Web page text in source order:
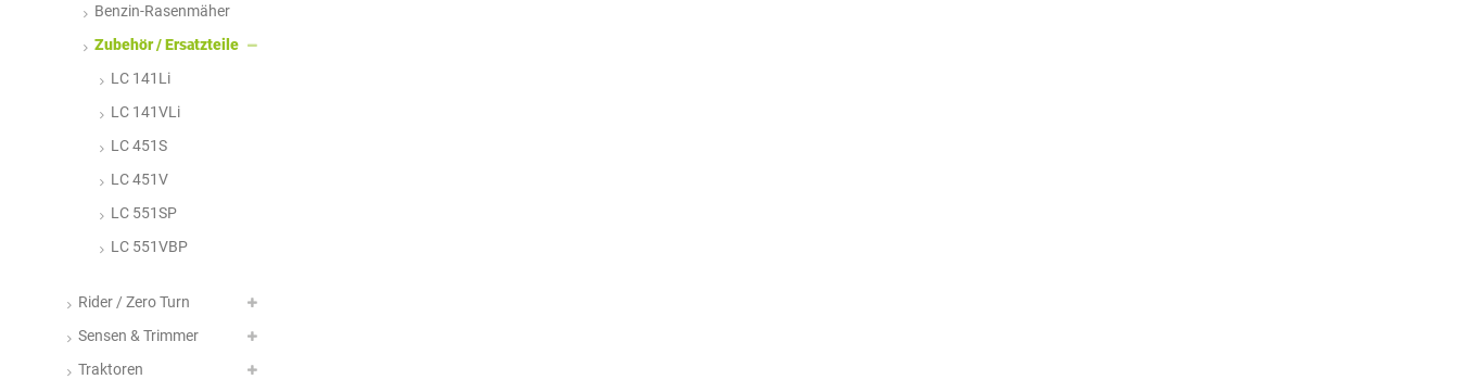
Benzin-Rasenmäher
Zubehör / Ersatzteile
LC 141Li
LC 141VLi
LC 451S
LC 451V
LC 551SP
LC 551VBP
Rider / Zero Turn
Sensen & Trimmer
Traktoren